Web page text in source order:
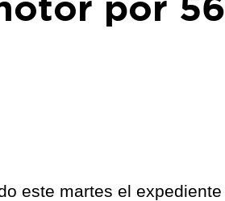
este martes el expediente